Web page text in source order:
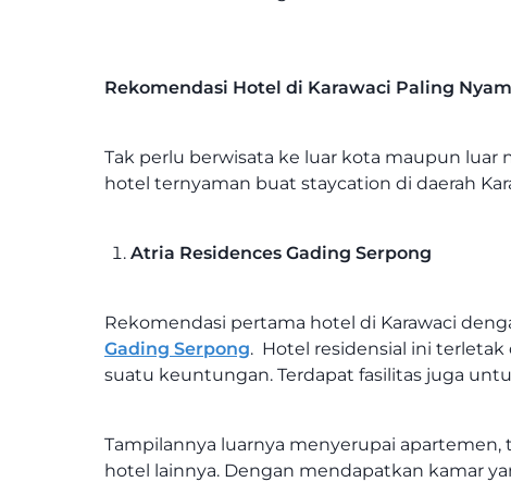
Rekomendasi Hotel di Karawaci Paling
Tak perlu berwisata ke luar kota maupun luar
hotel ternyaman buat staycation di daerah
Atria Residences Gading Serpong
Rekomendasi pertama hotel di Karawaci
Gading Serpong. Hotel residensial ini
suatu keuntungan. Terdapat fasilitas juga
Tampilannya luarnya menyerupai
hotel lainnya. Dengan mendapatkan kamar